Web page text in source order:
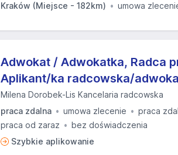
Kraków (Miejsce - 182km)
umowa
Adwokat / Adwokatka, Radca
Aplikant/ka radcowska/
Milena Dorobek-Lis Kancelaria radcowska
praca zdalna
umowa zlecenie praca
praca od zaraz
bez doświadczenia
Szybkie aplikowanie